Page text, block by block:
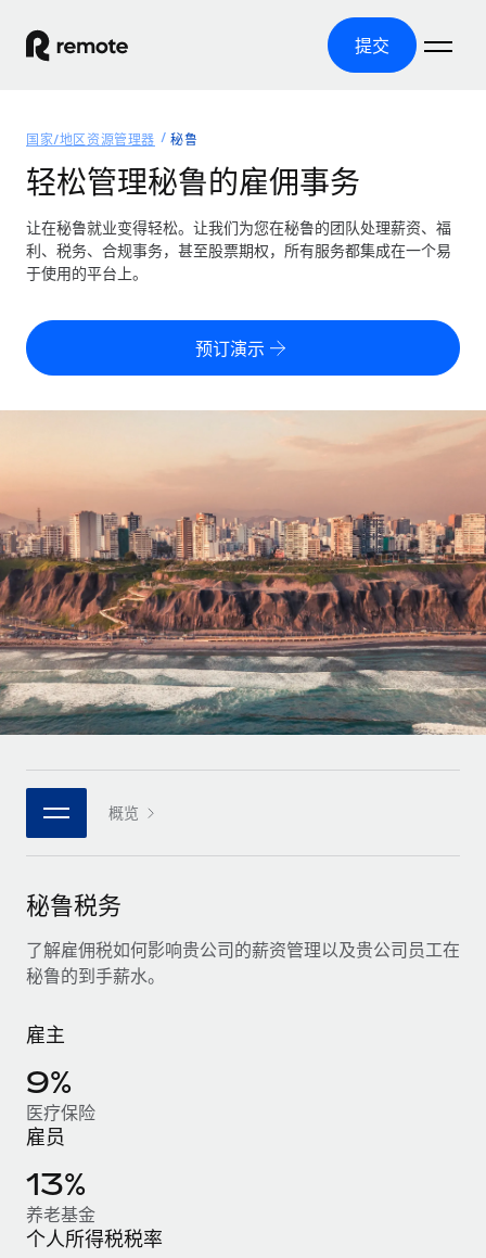
提交
产品
全球招聘
全球薪资管理
轻松运行合规薪资
零实体成本实现全球扩张
PEO
外包复杂雇佣任务
基础设施
Remote Embedded
将人力资源无缝融入工作流程
团队的内置核心人力资源功能
连接 新的
使用我们的 MCP 将任何人工智能工具与 Remote 平台相连
借助核心业务工具简化流程
服务
咨询专家
获得全球人力资源与合规方面的专家帮助
背景调查
简化候选人筛选流程
合规守望台
防范合规风险
设备管理
覆盖全球
美国各州浏览器
成长阶段
初创企业
为成长型企业量身打造的全球敏捷型人力资源与薪资解决方案
中型市场
通过定制化人力资源解决方案扩展团队
企业
与我们携手合作
战略技术合作伙伴
与我们共探合作机遇
案例研究
Cultivating a Thriving Remote-First Culture in
At a glance Discover the evolution of TheyDo, a pioneering
journey management platform that has...
资源
工具与计算器
误分类风险计算工具
计算任何国家的员工总成本
探索全球合同工的结算货币选项与结算速度
通过 REMOTE 学习
研究与指引
案例研究
人力资源术语表
核对表和模板
职位描述库
网络研讨会
活动
新闻室
薪金与人才洞察
洞察中心
获得支持
查看全部资源
博客
Why owned entities are key to maintaining
定价
中文（简体）
Nederlands
Français
Deutsch
Español
Italiano
Português (Portugal)
日本語
한국어
中文（简体）
登录
国家/地区资源管理器 秘鲁
轻松管理秘鲁的雇佣事务
让在秘鲁就业变得轻松。让我们为您在秘鲁的团队处理薪资、福
利、税务、合规事务，甚至股票期权，所有服务都集成在一个易
于使用的平台上。
预订演示
概览
秘鲁税务
了解雇佣税如何影响贵公司的薪资管理以及贵公司员工在
秘鲁的到手薪水。
雇主
9%
医疗保险
雇员
13%
养老基金
个人所得税税率